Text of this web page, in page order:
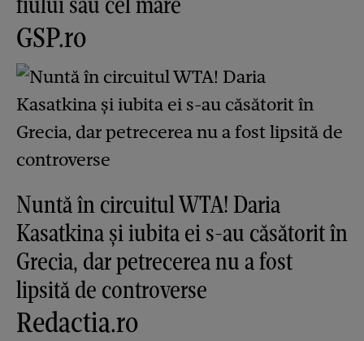
GSP.ro
Nuntă în circuitul WTA! Daria
Kasatkina și iubita ei s-au căsătorit în
Grecia, dar petrecerea nu a fost
lipsită de controverse
Redactia.ro